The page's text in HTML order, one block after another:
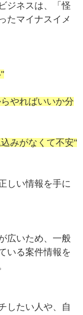
ジネスは、「怪
たマイナスイメ
やればいいか分
みがなくて不安"
しい情報を手に
広いため、一般
いる案件情報を
したい人や、自